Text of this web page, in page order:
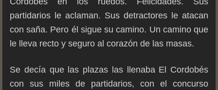
partidarios le aclaman. Sus detractores le atacan
con saña. Pero él sigue su camino. Un camino que
le lleva recto y seguro al corazón de las masas.
Se decía que las plazas las llenaba El Cordobés
con sus miles de partidarios, con el concurso